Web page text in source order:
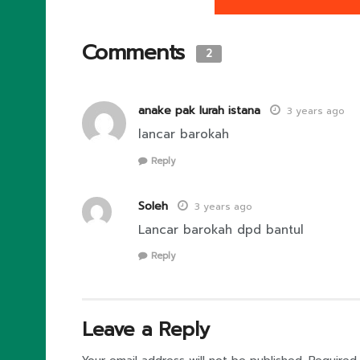
Comments 2
anake pak lurah istana 3 years ago
lancar barokah
Reply
Soleh 3 years ago
Lancar barokah dpd bantul
Reply
Leave a Reply